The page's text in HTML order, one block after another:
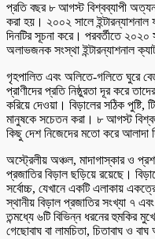
প্রতি বছর ৮ আগস্ট বিশ্বব্যাপী
করা হয়। ২০০২ সালে
দিনটির সূচনা করে। পরবর্তীতে ২০২০
অলাভজনক সংস্থা ইন্টারন্যাশনাল
গৃহপালিত এবং অলিতে-গলিতে ঘুরে
প্রাণীদের প্রতি নিষ্ঠুরতা দূর করে
করিয়ে দেওয়া। বিড়ালের সঠিক পুষ্টি,
মানুষকে সচেতন করা। ৮ আগস্ট
কিছু দেশ নিজেদের মতো করে আলাদা
অস্ট্রেলীয় অঞ্চল, মাদাগাস্কার ও
প্রজাতির বিড়াল ছড়িয়ে রয়েছে।
সর্বোচ্চ, যেখানে একটি এলাকায়
স্থানীয় বিড়াল প্রজাতির সংখ্যা ৭
তন্মধ্যে ৬টি বিভিন্ন ধরনের হুমকির
গেছোবাঘ বা লামচিতা, চিতাবাঘ ও